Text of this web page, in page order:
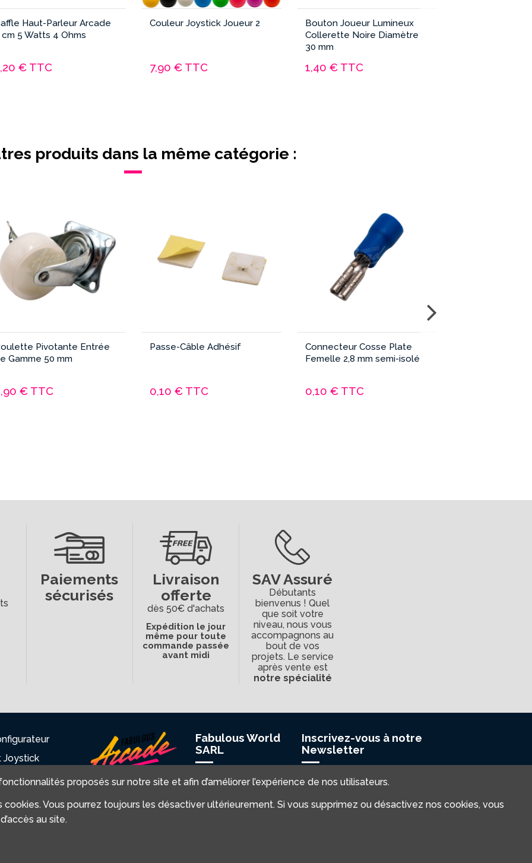
Haut-Parleur Arcade
cm 5 Watts 4 Ohms
€ TTC
Couleur Joystick Joueur 2
7,90 € TTC
Bouton Joueur Lumineux
Collerette Noire Diamètre
30 mm
1,40 € TTC
produits dans la même catégorie :
Pivotante Entrée
Gamme 50 mm
€ TTC
Passe-Câble Adhésif
0,10 € TTC
Connecteur Cosse Plate
Femelle 2,8 mm semi-isolé
0,10 € TTC
Paiements
sécurisés
Livraison
offerte
dès 50€ d'achats
Expédition le jour
même pour toute
commande passée
avant midi
SAV Assuré
Débutants
bienvenus ! Quel
que soit votre
niveau, nous vous
accompagnons au
bout de vos
projets. Le service
après vente est
notre spécialité
Joystick
détachées
Fabulous World
SARL
12 avenue du Relai
de Joux
Inscrivez-vous à notre
Newsletter
proposés sur notre site et afin d’améliorer l’expérience de nos utilisateurs.
cookies. Vous pourrez toujours les désactiver ultérieurement. Si vous supprimez ou désactivez nos cookies, vous
au site.